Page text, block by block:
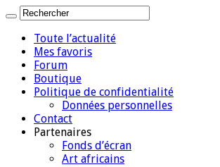
Toute l’actualité
Mes favoris
Forum
Boutique
Politique de confidentialité
Données personnelles
Contact
Partenaires
Fonds d’écran
Art africains